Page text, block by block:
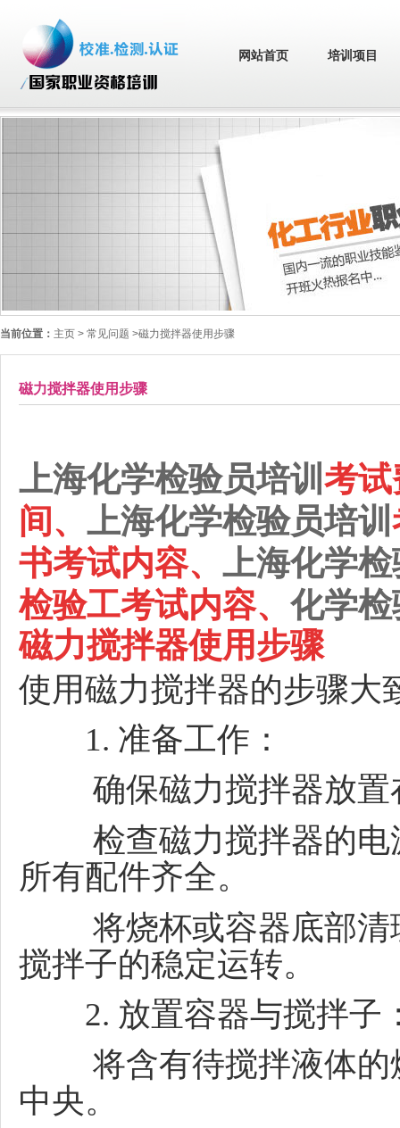
网站首页 培训项目
当前位置： 主页 > 常见问题 >磁力搅拌器使用步骤
磁力搅拌器使用步骤
上海化学检验员培训 考
间、 上海化学检验员培训
书考试内容、 上海化学
检验工考试内容、 化学
磁力搅拌器使用步骤
使用磁力搅拌器的步骤大
1. 准备工作：
确保磁力搅拌器放
检查磁力搅拌器的
所有配件齐全。
将烧杯或容器底部
搅拌子的稳定运转。
2. 放置容器与搅拌子
将含有待搅拌液体
中央。